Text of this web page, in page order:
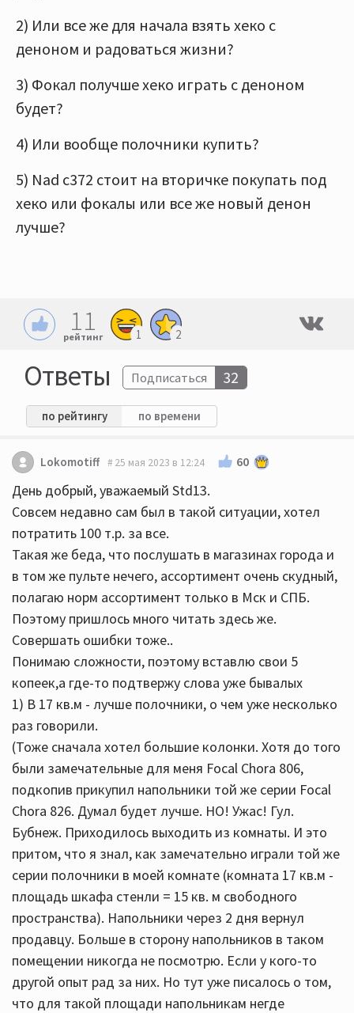
2) Или все же для начала взять хеко с
деноном и радоваться жизни?
3) Фокал получше хеко играть с деноном
будет?
4) Или вообще полочники купить?
5) Nad c372 стоит на вторичке покупать под
хеко или фокалы или все же новый денон
лучше?
11
рейтинг 1 2
Ответы Подписаться 32
по рейтингу по времени
Lokomotiff 25 мая 2023 в 12:24 60
День добрый, уважаемый Std13.
Совсем недавно сам был в такой ситуации, хотел
потратить 100 т.р. за все.
Такая же беда, что послушать в магазинах города и
в том же пульте нечего, ассортимент очень скудный,
полагаю норм ассортимент только в Мск и СПБ.
Поэтому пришлось много читать здесь же.
Совершать ошибки тоже..
Понимаю сложности, поэтому вставлю свои 5
копеек,а где-то подтвержу слова уже бывалых
1) В 17 кв.м - лучше полочники, о чем уже несколько
раз говорили.
(Тоже сначала хотел большие колонки. Хотя до того
были замечательные для меня Focal Chora 806,
подкопив прикупил напольники той же серии Focal
Chora 826. Думал будет лучше. НО! Ужас! Гул.
Бубнеж. Приходилось выходить из комнаты. И это
притом, что я знал, как замечательно играли той же
серии полочники в моей комнате (комната 17 кв.м -
площадь шкафа стенли = 15 кв. м свободного
пространства). Напольники через 2 дня вернул
продавцу. Больше в сторону напольников в таком
помещении никогда не посмотрю. Если у кого-то
другой опыт рад за них. Но тут уже писалось о том,
что для такой площади напольникам негде